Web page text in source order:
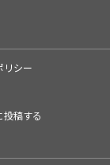
リシー
投稿する